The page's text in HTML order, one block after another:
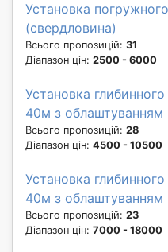
Установка
(свердловина)
Всього пропозицій: 31
Діапазон цін: 2500 - 6000
Установка
40м з облаштуванням
Всього пропозицій: 28
Діапазон цін: 4500 - 10500
Установка
40м з облаштуванням
Всього пропозицій: 23
Діапазон цін: 7000 - 18000